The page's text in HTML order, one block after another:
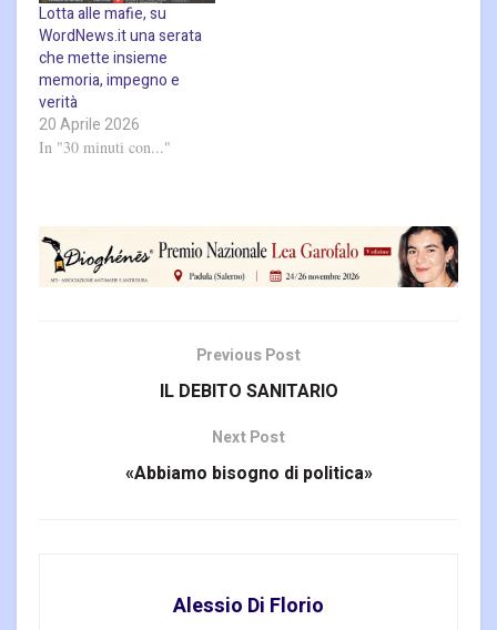
Lotta alle mafie, su
WordNews.it una serata
che mette insieme
memoria, impegno e
verità
20 Aprile 2026
In "30 minuti con..."
Previous Post
IL DEBITO SANITARIO
Next Post
«Abbiamo bisogno di politica»
Alessio Di Florio